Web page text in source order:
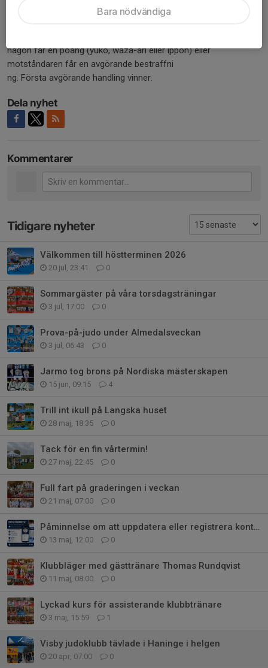
någon får en poäng (yuko, waza-ari eller ippon) eller
motståndaren får en avgörande bestraffni
ng. Första avgörande handling vinner.
Dela nyhet
Kommentarer
Tidigare nyheter
Välkommen till höstterminen 2026
20 jul, 23:41 0
Sommargäster på våra torsdagsträningar
3 jul, 17:00 0
Prova-på-judo under Almedalsveckan
3 jul, 06:43 0
Jarmo tog brons på Nordiska mästerskapen
15 jun, 09:15 4
Trill int ikull på Langska huset
28 maj, 18:35 0
Tack för en fin vårtermin!
27 maj, 22:45 0
Full fart på graderingen i veckan
21 maj, 07:00 0
Påminnelse om att uppdatera eller registrera konto på SmoothComp
13 maj, 12:00 0
Klubbläger med gästtränare Thomas Rundqvist
11 maj, 08:00 0
Lyckad kurs för assisterande klubbtränare
3 maj, 15:59 1
Visby judoklubb tävlade i Haninge i helgen
20 apr, 07:00 0
Bara nödvändiga